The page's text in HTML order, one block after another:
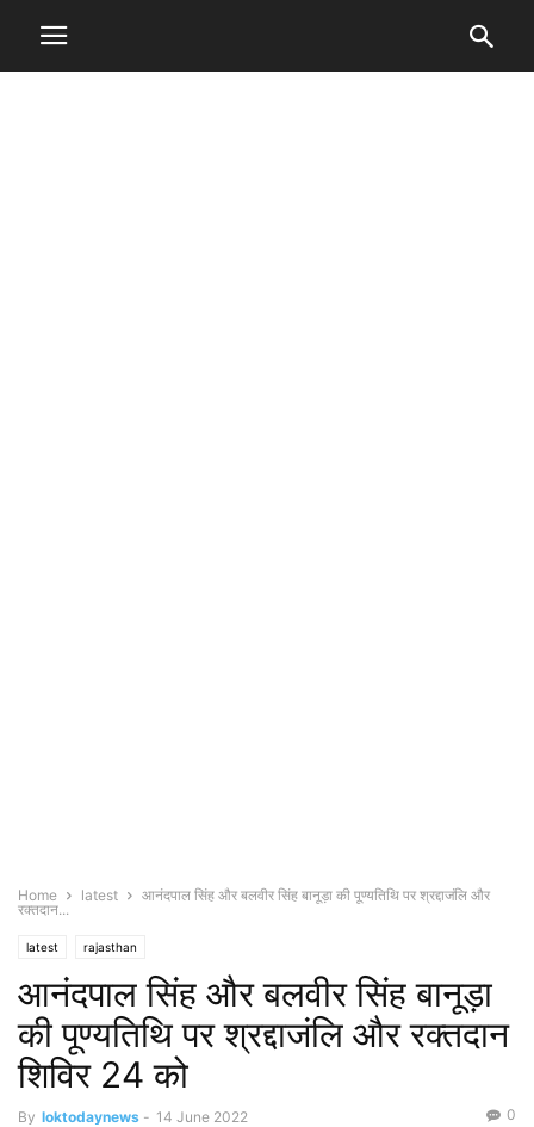
Home latest
आनंदपाल सिंह और बलवीर सिंह बानूड़ा की पूण्यतिथि पर श्रद्दाजंलि और
रक्तदान...
latest rajasthan
आनंदपाल सिंह और बलवीर सिंह बानूड़ा
की पूण्यतिथि पर श्रद्दाजंलि और रक्तदान
शिविर 24 को
By loktodaynews - 14 June 2022 0